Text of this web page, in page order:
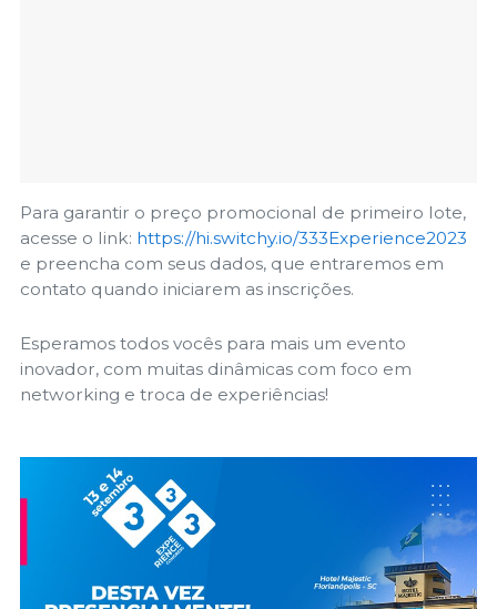
Para garantir o preço promocional de primeiro lote,
acesse o link: https://hi.switchy.io/333Experience2023
e preencha com seus dados, que entraremos em
contato quando iniciarem as inscrições.
Esperamos todos vocês para mais um evento
inovador, com muitas dinâmicas com foco em
networking e troca de experiências!